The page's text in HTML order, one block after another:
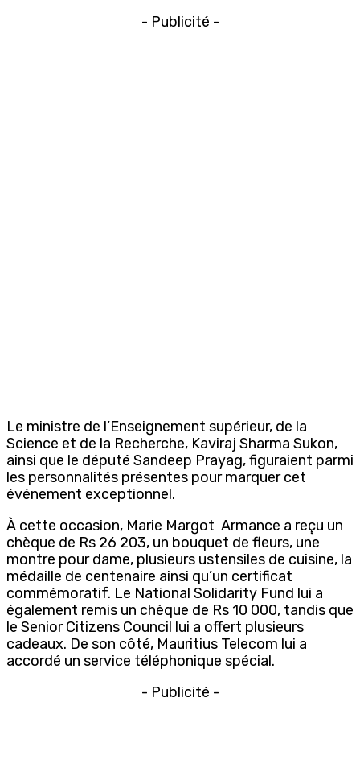
- Publicité -
Le ministre de l’Enseignement supérieur, de la
Science et de la Recherche, Kaviraj Sharma Sukon,
ainsi que le député Sandeep Prayag, figuraient parmi
les personnalités présentes pour marquer cet
événement exceptionnel.
À cette occasion, Marie Margot Armance a reçu un
chèque de Rs 26 203, un bouquet de fleurs, une
montre pour dame, plusieurs ustensiles de cuisine, la
médaille de centenaire ainsi qu’un certificat
commémoratif. Le National Solidarity Fund lui a
également remis un chèque de Rs 10 000, tandis que
le Senior Citizens Council lui a offert plusieurs
cadeaux. De son côté, Mauritius Telecom lui a
accordé un service téléphonique spécial.
- Publicité -